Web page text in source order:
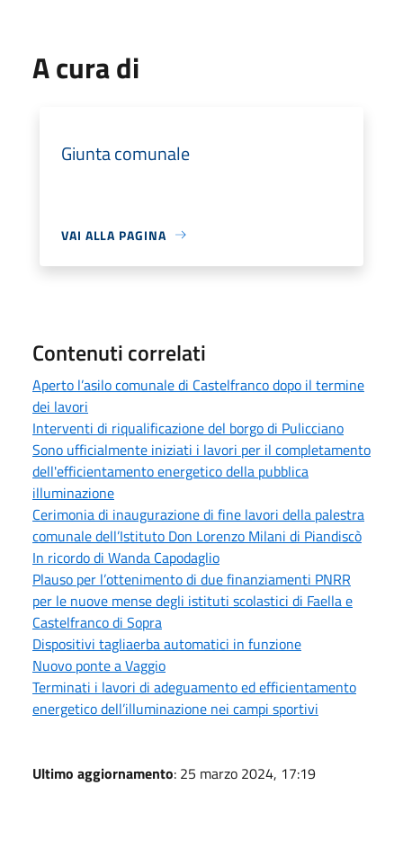
A cura di
Giunta comunale
VAI ALLA PAGINA
Contenuti correlati
Aperto l’asilo comunale di Castelfranco dopo il termine
dei lavori
Interventi di riqualificazione del borgo di Pulicciano
Sono ufficialmente iniziati i lavori per il completamento
dell'efficientamento energetico della pubblica
illuminazione
Cerimonia di inaugurazione di fine lavori della palestra
comunale dell’Istituto Don Lorenzo Milani di Piandiscò
In ricordo di Wanda Capodaglio
Plauso per l’ottenimento di due finanziamenti PNRR
per le nuove mense degli istituti scolastici di Faella e
Castelfranco di Sopra
Dispositivi tagliaerba automatici in funzione
Nuovo ponte a Vaggio
Terminati i lavori di adeguamento ed efficientamento
energetico dell’illuminazione nei campi sportivi
Ultimo aggiornamento: 25 marzo 2024, 17:19